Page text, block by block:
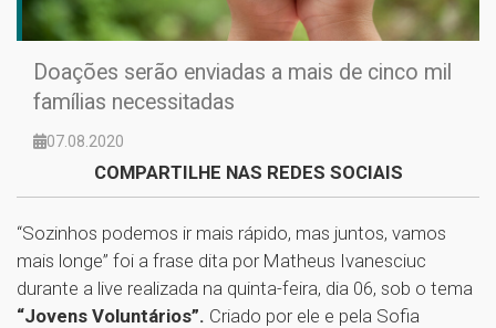
Doações serão enviadas a mais de cinco mil
famílias necessitadas
07.08.2020
COMPARTILHE NAS REDES SOCIAIS
“Sozinhos podemos ir mais rápido, mas juntos, vamos
mais longe” foi a frase dita por Matheus Ivanesciuc
durante a live realizada na quinta-feira, dia 06, sob o tema
“Jovens Voluntários”. Criado por ele e pela Sofia